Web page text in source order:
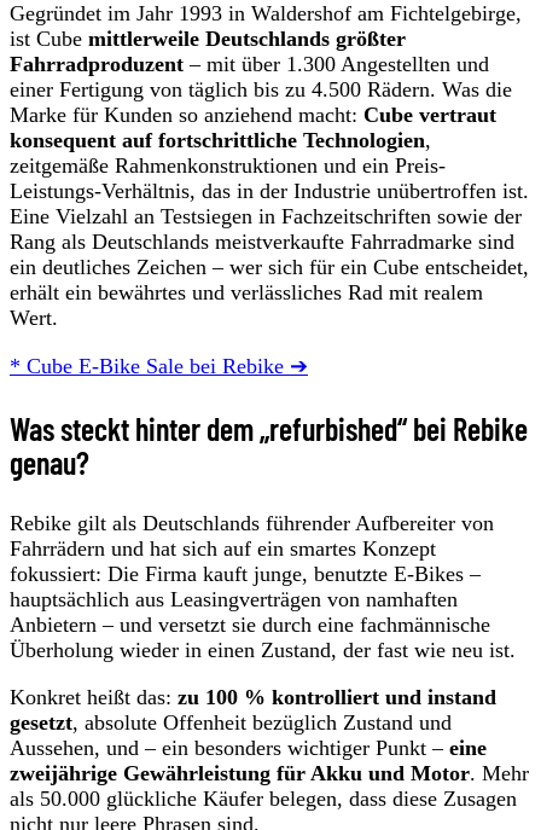
Gegründet im Jahr 1993 in Waldershof am Fichtelgebirge,
ist Cube mittlerweile Deutschlands größter
Fahrradproduzent – mit über 1.300 Angestellten und
einer Fertigung von täglich bis zu 4.500 Rädern. Was die
Marke für Kunden so anziehend macht: Cube vertraut
konsequent auf fortschrittliche Technologien,
zeitgemäße Rahmenkonstruktionen und ein Preis-
Leistungs-Verhältnis, das in der Industrie unübertroffen ist.
Eine Vielzahl an Testsiegen in Fachzeitschriften sowie der
Rang als Deutschlands meistverkaufte Fahrradmarke sind
ein deutliches Zeichen – wer sich für ein Cube entscheidet,
erhält ein bewährtes und verlässliches Rad mit realem
Wert.
* Cube E-Bike Sale bei Rebike ➔
Was steckt hinter dem „refurbished“ bei Rebike
genau?
Rebike gilt als Deutschlands führender Aufbereiter von
Fahrrädern und hat sich auf ein smartes Konzept
fokussiert: Die Firma kauft junge, benutzte E-Bikes –
hauptsächlich aus Leasingverträgen von namhaften
Anbietern – und versetzt sie durch eine fachmännische
Überholung wieder in einen Zustand, der fast wie neu ist.
Konkret heißt das: zu 100 % kontrolliert und instand
gesetzt, absolute Offenheit bezüglich Zustand und
Aussehen, und – ein besonders wichtiger Punkt – eine
zweijährige Gewährleistung für Akku und Motor. Mehr
als 50.000 glückliche Käufer belegen, dass diese Zusagen
nicht nur leere Phrasen sind.